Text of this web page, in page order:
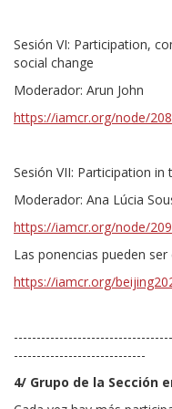
Sesión VI: Participation,
social change
Moderador: Arun John
https://iamcr.org/node/
Sesión VII: Participation
Moderador: Ana Lúcia
https://iamcr.org/node/
Las ponencias pueden
https://iamcr.org/
-----------------------------
4/ Grupo de la Sección